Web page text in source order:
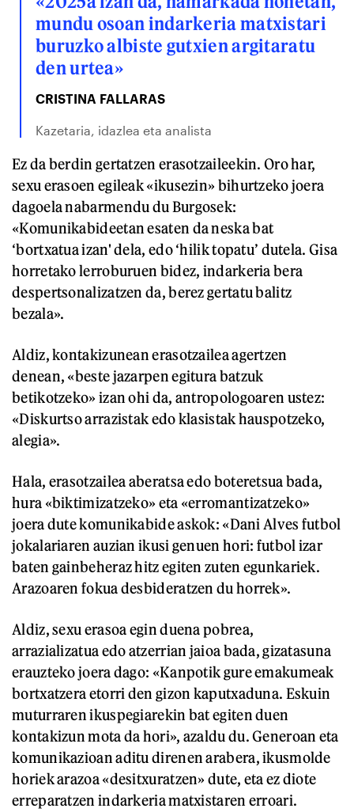
mundu osoan indarkeria matxistari
buruzko albiste gutxien argitaratu
den urtea»
CRISTINA FALLARAS
Kazetaria, idazlea eta analista
Ez da berdin gertatzen erasotzaileekin. Oro har,
sexu erasoen egileak «ikusezin» bihurtzeko joera
dagoela nabarmendu du Burgosek:
«Komunikabideetan esaten da neska bat
‘bortxatua izan' dela, edo ‘hilik topatu’ dutela. Gisa
horretako lerroburuen bidez, indarkeria bera
despertsonalizatzen da, berez gertatu balitz
bezala».
Aldiz, kontakizunean erasotzailea agertzen
denean, «beste jazarpen egitura batzuk
betikotzeko» izan ohi da, antropologoaren ustez:
«Diskurtso arrazistak edo klasistak hauspotzeko,
alegia».
Hala, erasotzailea aberatsa edo boteretsua bada,
hura «biktimizatzeko» eta «erromantizatzeko»
joera dute komunikabide askok: «Dani Alves futbol
jokalariaren auzian ikusi genuen hori: futbol izar
baten gainbeheraz hitz egiten zuten egunkariek.
Arazoaren fokua desbideratzen du horrek».
Aldiz, sexu erasoa egin duena pobrea,
arrazializatua edo atzerrian jaioa bada, gizatasuna
erauzteko joera dago: «Kanpotik gure emakumeak
bortxatzera etorri den gizon kaputxaduna. Eskuin
muturraren ikuspegiarekin bat egiten duen
kontakizun mota da hori», azaldu du. Generoan eta
komunikazioan aditu direnen arabera, ikusmolde
horiek arazoa «desitxuratzen» dute, eta ez diote
erreparatzen indarkeria matxistaren erroari.